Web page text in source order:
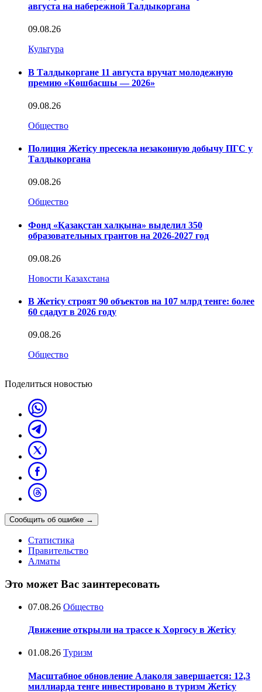
августа на набережной Талдыкоргана
09.08.26
Культура
В Талдыкоргане 11 августа вручат молодежную
премию «Көшбасшы — 2026»
09.08.26
Общество
Полиция Жетісу пресекла незаконную добычу ПГС у
Талдыкоргана
09.08.26
Общество
Фонд «Қазақстан халқына» выделил 350
образовательных грантов на 2026-2027 год
09.08.26
Новости Казахстана
В Жетісу строят 90 объектов на 107 млрд тенге: более
60 сдадут в 2026 году
09.08.26
Общество
Поделиться новостью
Сообщить об ошибке →
Статистика
Правительство
Алматы
Это может Вас заинтересовать
07.08.26 Общество
Движение открыли на трассе к Хоргосу в Жетісу
01.08.26 Туризм
Масштабное обновление Алаколя завершается: 12,3
миллиарда тенге инвестировано в туризм Жетісу